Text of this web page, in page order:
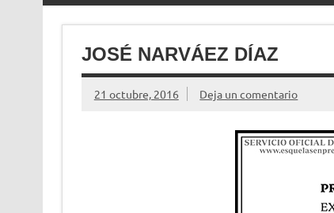
JOSÉ NARVÁEZ DÍAZ
21 octubre, 2016 Deja un comentario